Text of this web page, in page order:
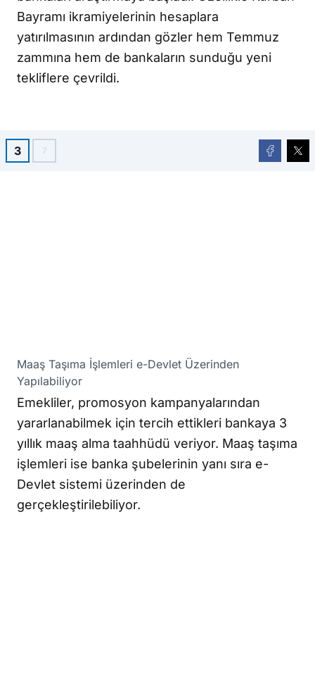
Bayramı ikramiyelerinin hesaplara
yatırılmasının ardından gözler hem Temmuz
zammına hem de bankaların sunduğu yeni
tekliflere çevrildi.
3 7
Maaş Taşıma İşlemleri e-Devlet Üzerinden
Yapılabiliyor
Emekliler, promosyon kampanyalarından
yararlanabilmek için tercih ettikleri bankaya 3
yıllık maaş alma taahhüdü veriyor. Maaş taşıma
işlemleri ise banka şubelerinin yanı sıra e-
Devlet sistemi üzerinden de
gerçekleştirilebiliyor.